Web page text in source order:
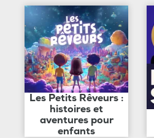
Les Petits Rêveurs :
histoires et
aventures pour
enfants